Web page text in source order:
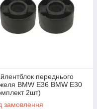
переднього
BMW E36 BMW E30
2шт)
замовлення